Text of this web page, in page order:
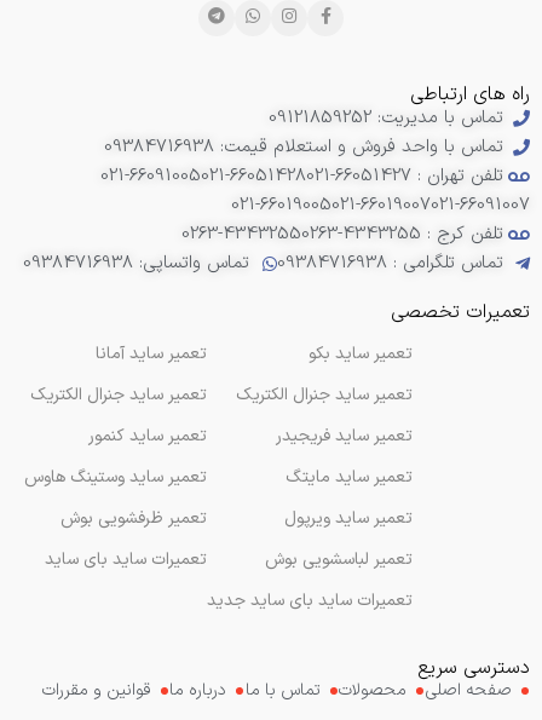
راه های ارتباطی
تماس با مدیریت: 09121859252
تماس با واحد فروش و استعلام قیمت: 09384716938
تلفن تهران : 66051427-021
021-66051428
021-66091005
021-66091007
021-66019007
021-66019005
تلفن کرج : 4343255-0263
0263-4343255
تماس تلگرامی : 09384716938
تماس واتساپی: 09384716938
تعمیرات تخصصی
تعمیر ساید آمانا
تعمیر ساید جنرال الکتریک
تعمیر ساید کنمور
تعمیر ساید وستینگ هاوس
تعمیر ظرفشویی بوش
تعمیرات ساید بای ساید
تعمیر ساید بکو
تعمیر ساید جنرال الکتریک
تعمیر ساید فریجیدر
تعمیر ساید مایتگ
تعمیر ساید ویرپول
تعمیر لباسشویی بوش
تعمیرات ساید بای ساید جدید
دسترسی سریع
صفحه اصلی محصولات تماس با ما درباره ما قوانین و مقررات